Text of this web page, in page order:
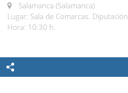
Salamanca (Salamanca)
Lugar: Sala de Comarcas. Diputación
Hora: 10:30 h.